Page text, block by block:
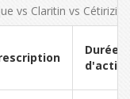
vs Claritin vs Cétirizine
Durée